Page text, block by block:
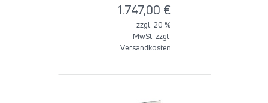
1.747,00 €
zzgl. 20 %
MwSt. zzgl.
Versandkosten